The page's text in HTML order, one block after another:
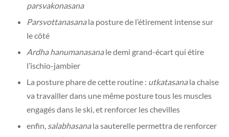
parsvakonasana
Parsvottanasanala posture de l’étirement intense sur
le côté
Ardha hanumanasanale demi grand-écart qui étire
l’ischio-jambier
La posture phare de cette routine : utkatasanala chaise
va travailler dans une même posture tous les muscles
engagés dans le ski, et renforcer les chevilles
enfin, salabhasanala sauterelle permettra de renforcer